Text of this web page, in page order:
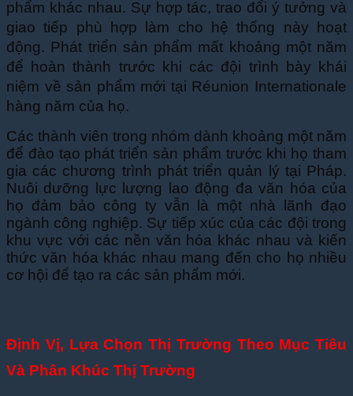
phẩm khác nhau. Sự hợp tác, trao đổi ý tưởng và
giao tiếp phù hợp làm cho hệ thống này hoạt
động. Phát triển sản phẩm mất khoảng một năm
để hoàn thành trước khi các đội trình bày khái
niệm về sản phẩm mới tại Réunion Internationale
hàng năm của họ.
Các thành viên trong nhóm dành khoảng một năm
để đào tạo phát triển sản phẩm trước khi họ tham
gia các chương trình phát triển quản lý tại Pháp.
Nuôi dưỡng lực lượng lao động đa văn hóa của
họ đảm bảo công ty vẫn là một nhà lãnh đạo
ngành công nghiệp. Sự tiếp xúc của các đội trong
khu vực với các nền văn hóa khác nhau và kiến
thức văn hóa khác nhau mang đến cho họ nhiều
cơ hội để tạo ra các sản phẩm mới.
Định Vị, Lựa Chọn Thị Trường Theo Mục Tiêu
Và Phân Khúc Thị Trường